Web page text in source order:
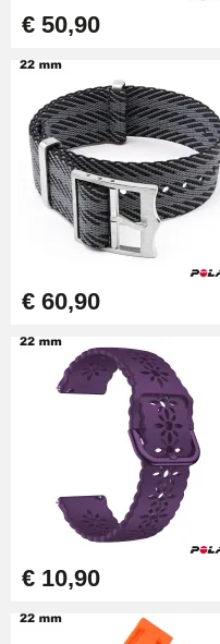
€ 50,90
€ 60,90
€ 10,90